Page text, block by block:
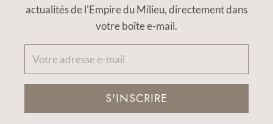
actualités de l'Empire du Milieu, directement dans
votre boîte e-mail.
S'INSCRIRE